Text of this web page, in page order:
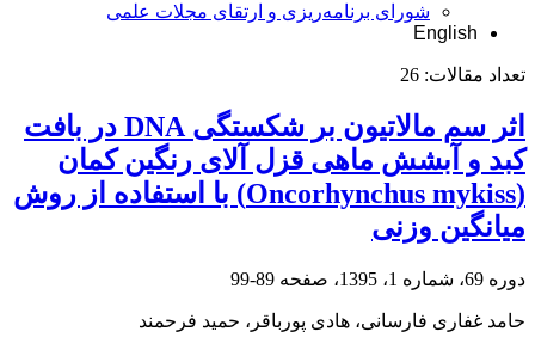
شورای برنامه‌ریزی و ارتقای مجلات علمی
English
تعداد مقالات: 26
اثر سم مالاتیون بر شکستگی DNA در بافت
کبد و آبشش ماهی قزل آلای رنگین کمان
(Oncorhynchus mykiss) با استفاده از روش
میانگین وزنی
دوره 69، شماره 1، 1395، صفحه 89-99
حامد غفاری فارسانی، هادی پورباقر، حمید فرحمند